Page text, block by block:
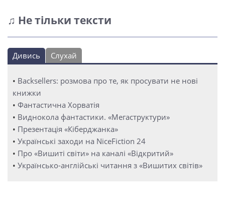
♫ Не тільки тексти
Дивись Слухай
• Backsellers: розмова про те, як просувати не нові
книжки
• Фантастична Хорватія
• Виднокола фантастики. «Мегаструктури»
• Презентація «Кіберджанка»
• Українські заходи на NiceFiction 24
• Про «Вишиті світи» на каналі «Відкритий»
• Українсько-англійські читання з «Вишитих світів»